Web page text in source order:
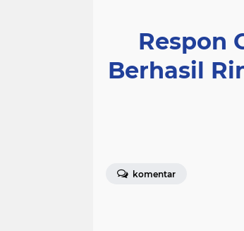
Respon
Berhasil
komentar